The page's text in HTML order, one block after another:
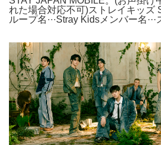
れた場合対応不可)ストレイキッズ
ループ名···Stray Kidsメンバー名···